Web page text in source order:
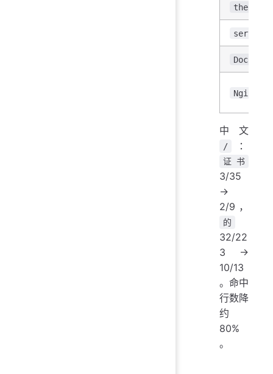
the
server
Docker
Nginx
中文
/ ：
证书
3/35
→
2/9，
的
32/22
3 →
10/13
。命中
行数降
约
80%
。